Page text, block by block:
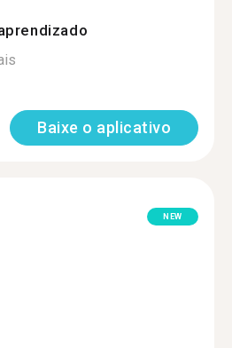
Baixe o aplicativo
NEW